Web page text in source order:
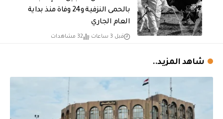
بالحمى النزفية و24 وفاة منذ بداية
العام الجاري
قبل 3 ساعات 32 مشاهدات
شاهد المزيد..